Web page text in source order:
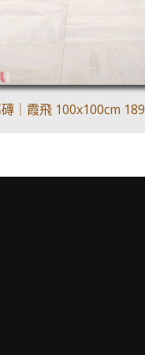
｜霞飛 100x100cm 189